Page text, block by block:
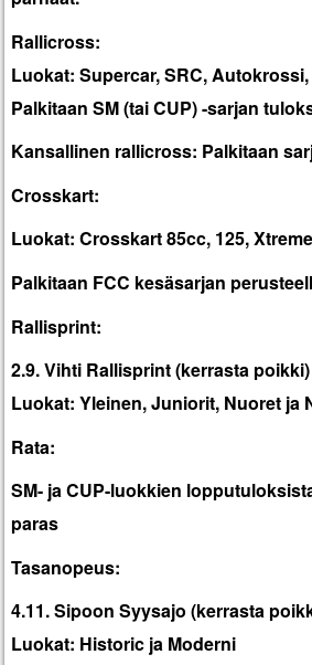
Rallicross:
Luokat: Supercar, SRC,
Palkitaan SM (tai CUP) -sarjan
Kansallinen rallicross: Palkitaan
Crosskart:
Luokat: Crosskart 85cc, 125, Xtreme
Palkitaan FCC kesäsarjan
Rallisprint:
2.9. Vihti Rallisprint (kerrasta poikki)
Luokat: Yleinen, Juniorit, Nuoret ja
Rata:
SM- ja CUP-luokkien
paras
Tasanopeus:
4.11. Sipoon Syysajo (kerrasta
Luokat: Historic ja Moderni